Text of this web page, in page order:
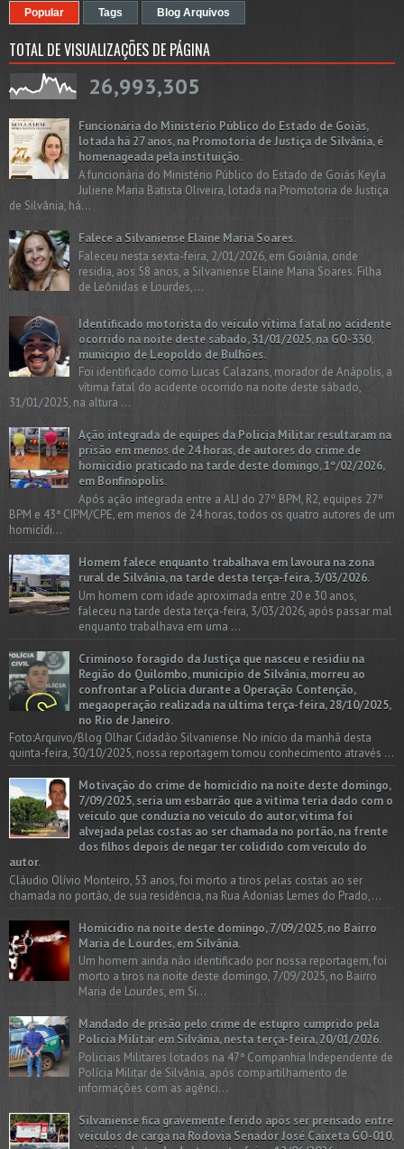
Popular Tags Blog Arquivos
TOTAL DE VISUALIZAÇÕES DE PÁGINA
26,993,305
Funcionária do Ministério Público do Estado de Goiás,
lotada há 27 anos, na Promotoria de Justiça de Silvânia, é
homenageada pela instituição.
A funcionária do Ministério Público do Estado de Goiás Keyla
Juliene Maria Batista Oliveira, lotada na Promotoria de Justiça
de Silvânia, há...
Falece a Silvaniense Elaine Maria Soares.
Faleceu nesta sexta-feira, 2/01/2026, em Goiânia, onde
residia, aos 58 anos, a Silvaniense Elaine Maria Soares. Filha
de Leônidas e Lourdes,...
Identificado motorista do veículo vítima fatal no acidente
ocorrido na noite deste sábado, 31/01/2025, na GO-330,
município de Leopoldo de Bulhões.
Foi identificado como Lucas Calazans, morador de Anápolis, a
vítima fatal do acidente ocorrido na noite deste sábado,
31/01/2025, na altura ...
Ação integrada de equipes da Policia Militar resultaram na
prisão em menos de 24 horas, de autores do crime de
homicídio praticado na tarde deste domingo, 1º/02/2026,
em Bonfinópolis.
Após ação integrada entre a ALI do 27º BPM, R2, equipes 27º
BPM e 43ª CIPM/CPE, em menos de 24 horas, todos os quatro autores de um
homicídi...
Homem falece enquanto trabalhava em lavoura na zona
rural de Silvânia, na tarde desta terça-feira, 3/03/2026.
Um homem com idade aproximada entre 20 e 30 anos,
faleceu na tarde desta terça-feira, 3/03/2026, após passar mal
enquanto trabalhava em uma ...
Criminoso foragido da Justiça que nasceu e residiu na
Região do Quilombo, município de Silvânia, morreu ao
confrontar a Polícia durante a Operação Contenção,
megaoperação realizada na última terça-feira, 28/10/2025,
no Rio de Janeiro.
Foto:Arquivo/Blog Olhar Cidadão Silvaniense. No início da manhã desta
quinta-feira, 30/10/2025, nossa reportagem tomou conhecimento através ...
Motivação do crime de homicídio na noite deste domingo,
7/09/2025, seria um esbarrão que a vitima teria dado com o
veículo que conduzia no veículo do autor, vítima foi
alvejada pelas costas ao ser chamada no portão, na frente
dos filhos depois de negar ter colidido com veículo do
autor.
Cláudio Olívio Monteiro, 53 anos, foi morto a tiros pelas costas ao ser
chamada no portão, de sua residência, na Rua Adonias Lemes do Prado,...
Homicídio na noite deste domingo, 7/09/2025, no Bairro
Maria de Lourdes, em Silvânia.
Um homem ainda não identificado por nossa reportagem, foi
morto a tiros na noite deste domingo, 7/09/2025, no Bairro
Maria de Lourdes, em Si...
Mandado de prisão pelo crime de estupro cumprido pela
Polícia Militar em Silvânia, nesta terça-feira, 20/01/2026.
Policiais Militares lotados na 47ª Companhia Independente de
Polícia Militar de Silvânia, após compartilhamento de
informações com as agênci...
Silvaniense fica gravemente ferido após ser prensado entre
veículos de carga na Rodovia Senador José Caixeta GO-010,